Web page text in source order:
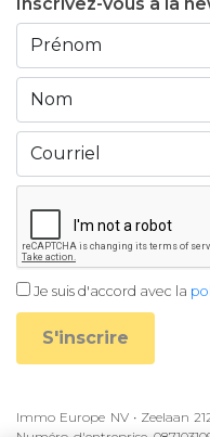
Je suis d'accord avec la
S'inscrire
Immo Europe NV • Zeelaan